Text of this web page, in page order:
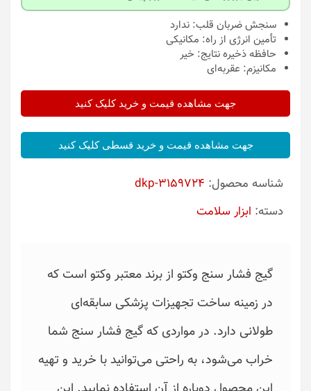
سنجش ضربان قلب: ندارد
تأمین انرژی از راه: مکانیکی
حافظه ذخیره نتایج: خیر
مکانیزم: عقربه‌ای
جهت مشاهده قیمت و خرید کلیک کنید
جهت مشاهده قیمت و خرید قسطی کلیک کنید
شناسه محصول: dkp-3159724
دسته: ابزار سلامت
گیج فشار سنج وکتو از برند معتبر وکتو است که
در زمینه ساخت تجهیزات پزشکی سابقه‌ای
طولانی دارد. در مواردی که گیج فشار سنج شما
خراب می‌شود، به راحتی می‌توانید با خرید و تهیه